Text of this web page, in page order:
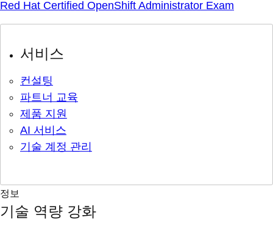
Red Hat Certified OpenShift Administrator Exam
서비스
컨설팅
파트너 교육
제품 지원
AI 서비스
기술 계정 관리
정보
기술 역량 강화